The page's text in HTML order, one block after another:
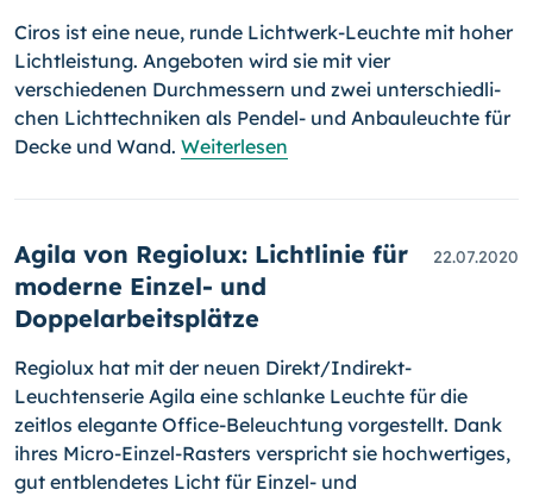
Ciros ist eine neue, runde Lichtwerk-Leuchte mit hoher
Lichtleistung. An­ge­boten wird sie mit vier
verschiedenen Durchmessern und zwei unter­schied­li­
chen Lichttechniken als Pendel- und Anbauleuchte für
Decke und Wand. Weiterlesen
Agila von Regiolux: Lichtlinie für
moderne Einzel- und
Doppelarbeitsplätze
22.07.2020
Regiolux hat mit der neuen Direkt/Indirekt-
Leuchtenserie Agila eine schlan­ke Leuchte für die
zeitlos elegante Office-Beleuchtung vorgestellt. Dank
ihres Micro-Einzel-Rasters verspricht sie hochwertiges,
gut ent­blen­de­tes Licht für Einzel- und